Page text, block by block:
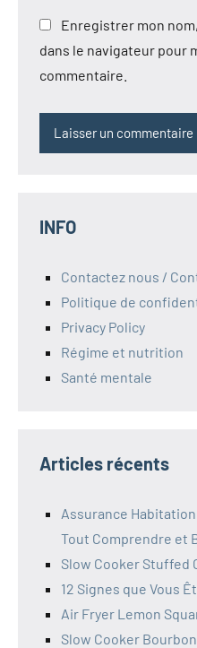
Enregistrer mon
dans le navigateur pour
commentaire.
INFO
Contactez nous /
Politique de
Privacy Policy
Régime et nutrition
Santé mentale
Articles récents
Assurance
Tout Comprendre et
Slow Cooker Stuffed
12 Signes que Vous
Air Fryer Lemon
Slow Cooker